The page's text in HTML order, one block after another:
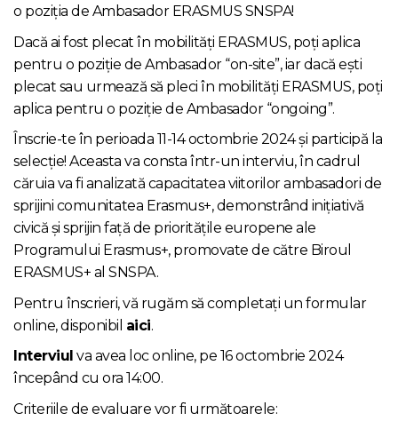
o poziția de Ambasador ERASMUS SNSPA!
Dacă ai fost plecat în mobilități ERASMUS, poți aplica
pentru o poziție de Ambasador “on-site”, iar dacă ești
plecat sau urmează să pleci în mobilități ERASMUS, poți
aplica pentru o poziție de Ambasador “ongoing”.
Înscrie-te în perioada 11-14 octombrie 2024 și participă la
selecție! Aceasta va consta într-un interviu, în cadrul
căruia va fi analizată capacitatea viitorilor ambasadori de
sprijini comunitatea Erasmus+, demonstrând inițiativă
civică și sprijin față de prioritățile europene ale
Programului Erasmus+, promovate de către Biroul
ERASMUS+ al SNSPA.
Pentru înscrieri, vă rugăm să completați un formular
online, disponibil aici.
Interviul va avea loc online, pe 16 octombrie 2024
începând cu ora 14:00.
Criteriile de evaluare vor fi următoarele: